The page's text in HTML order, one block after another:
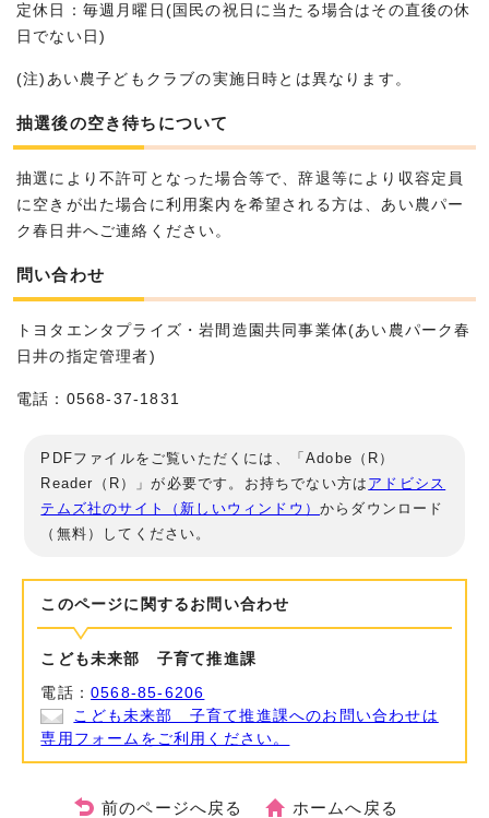
定休日：毎週月曜日(国民の祝日に当たる場合はその直後の休
日でない日)
(注)あい農子どもクラブの実施日時とは異なります。
抽選後の空き待ちについて
抽選により不許可となった場合等で、辞退等により収容定員
に空きが出た場合に利用案内を希望される方は、あい農パー
ク春日井へご連絡ください。
問い合わせ
トヨタエンタプライズ・岩間造園共同事業体(あい農パーク春
日井の指定管理者)
電話：0568-37-1831
PDFファイルをご覧いただくには、「Adobe（R）
Reader（R）」が必要です。お持ちでない方は アドビシス
テムズ社のサイト（新しいウィンドウ）からダウンロード
（無料）してください。
このページに関する お問い合わせ
こども未来部 子育て推進課
電話：0568-85-6206
こども未来部 子育て推進課へのお問い合わせは
専用フォームをご利用ください。
前のページへ戻る ホームへ戻る